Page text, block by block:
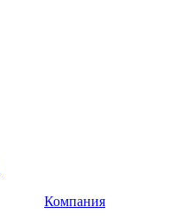
Компания